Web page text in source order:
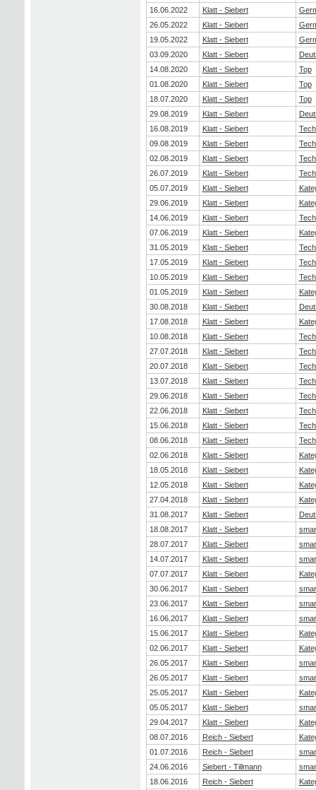
16.06.2022
Klatt - Siebert
26.05.2022
Klatt - Siebert
19.05.2022
Klatt - Siebert
03.09.2020
Klatt - Siebert
14.08.2020
Klatt - Siebert
Top
01.08.2020
Klatt - Siebert
Top
18.07.2020
Klatt - Siebert
Top
29.08.2019
Klatt - Siebert
16.08.2019
Klatt - Siebert
09.08.2019
Klatt - Siebert
02.08.2019
Klatt - Siebert
26.07.2019
Klatt - Siebert
05.07.2019
Klatt - Siebert
29.06.2019
Klatt - Siebert
14.06.2019
Klatt - Siebert
07.06.2019
Klatt - Siebert
31.05.2019
Klatt - Siebert
17.05.2019
Klatt - Siebert
10.05.2019
Klatt - Siebert
01.05.2019
Klatt - Siebert
30.08.2018
Klatt - Siebert
17.08.2018
Klatt - Siebert
10.08.2018
Klatt - Siebert
27.07.2018
Klatt - Siebert
20.07.2018
Klatt - Siebert
13.07.2018
Klatt - Siebert
29.06.2018
Klatt - Siebert
22.06.2018
Klatt - Siebert
15.06.2018
Klatt - Siebert
08.06.2018
Klatt - Siebert
02.06.2018
Klatt - Siebert
18.05.2018
Klatt - Siebert
12.05.2018
Klatt - Siebert
27.04.2018
Klatt - Siebert
31.08.2017
Klatt - Siebert
18.08.2017
Klatt - Siebert
28.07.2017
Klatt - Siebert
14.07.2017
Klatt - Siebert
07.07.2017
Klatt - Siebert
30.06.2017
Klatt - Siebert
23.06.2017
Klatt - Siebert
16.06.2017
Klatt - Siebert
15.06.2017
Klatt - Siebert
02.06.2017
Klatt - Siebert
26.05.2017
Klatt - Siebert
26.05.2017
Klatt - Siebert
25.05.2017
Klatt - Siebert
05.05.2017
Klatt - Siebert
29.04.2017
Klatt - Siebert
08.07.2016
Reich - Siebert
01.07.2016
Reich - Siebert
24.06.2016
Siebert - Tillmann
18.06.2016
Reich - Siebert